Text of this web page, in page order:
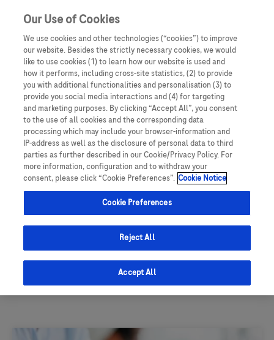
Kirjaudu sisään Luo uusi RochePRO-käyttäjätili
Lääkeinformaatio
Tarvitsetko tietoa liittyen Rochen tuotteeseen tai
palveluun?
Our Use of Cookies
We use cookies and other technologies (“cookies”) to improve
our website. Besides the strictly necessary cookies, we would
like to use cookies (1) to learn how our website is used and
how it performs, including cross-site statistics, (2) to provide
you with additional functionalities and personalisation (3) to
provide you social media interactions and (4) for targeting
and marketing purposes. By clicking “Accept All”, you consent
to the use of all cookies and the corresponding data
processing which may include your browser-information and
IP-address as well as the disclosure of personal data to third
parties as further described in our Cookie/Privacy Policy. For
more information, configuration and to withdraw your
consent, please click “Cookie Preferences”. Cookie Notice
Cookie Preferences
Reject All
Accept All